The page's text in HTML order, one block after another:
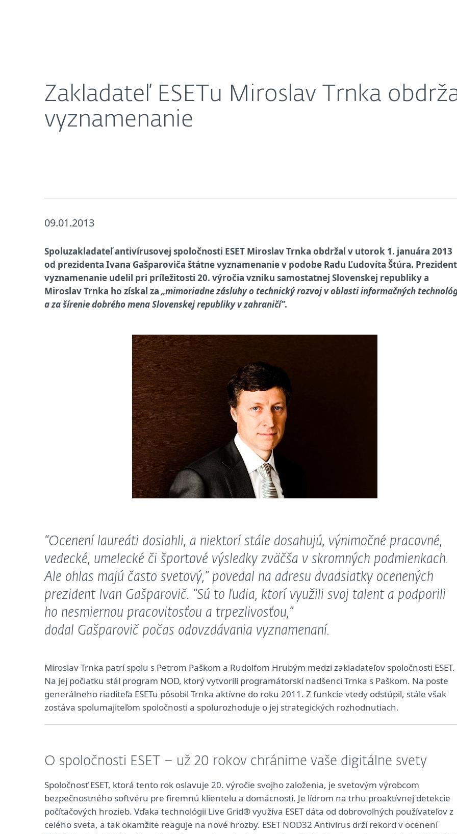
Zakladateľ ESETu Miroslav Trnka
vyznamenanie
09.01.2013
Spoluzakladateľ antivírusovej spoločnosti ESET Miroslav Trnka obdržal v utorok 1. januára 2013
od prezidenta Ivana Gašparoviča štátne vyznamenanie v podobe Radu Ľudovíta Štúra. Prezident
vyznamenanie udelil pri príležitosti 20. výročia vzniku samostatnej Slovenskej republiky a
Miroslav Trnka ho získal za „mimoriadne zásluhy o technický rozvoj v oblasti informačných
a za šírenie dobrého mena Slovenskej republiky v zahraničí”.
“Ocenení laureáti dosiahli, a niektorí stále dosahujú, výnimočné pracovné,
vedecké, umelecké či športové výsledky zväčša v skromných podmienkach.
Ale ohlas majú často svetový,” povedal na adresu dvadsiatky ocenených
prezident Ivan Gašparovič. “Sú to ľudia, ktorí využili svoj talent a podporili
ho nesmiernou pracovitosťou a trpezlivosťou,”
dodal Gašparovič počas odovzdávania vyznamenaní.
Miroslav Trnka patrí spolu s Petrom Paškom a Rudolfom Hrubým medzi zakladateľov spoločnosti ESET.
Na jej počiatku stál program NOD, ktorý vytvorili programátorskí nadšenci Trnka s Paškom. Na poste
generálneho riaditeľa ESETu pôsobil Trnka aktívne do roku 2011. Z funkcie vtedy odstúpil, stále však
zostáva spolumajiteľom spoločnosti a spolurozhoduje o jej strategických rozhodnutiach.
O spoločnosti ESET – už 20 rokov chránime vaše digitálne svety
Spoločnosť ESET, ktorá tento rok oslavuje 20. výročie svojho založenia, je svetovým výrobcom
bezpečnostného softvéru pre firemnú klientelu a domácnosti. Je lídrom na trhu proaktívnej detekcie
počítačových hrozieb. Vďaka technológii Live Grid® využíva ESET dáta od dobrovoľných používateľov z
celého sveta, a tak okamžite reaguje na nové hrozby. ESET NOD32 Antivirus drží rekord v ocenení